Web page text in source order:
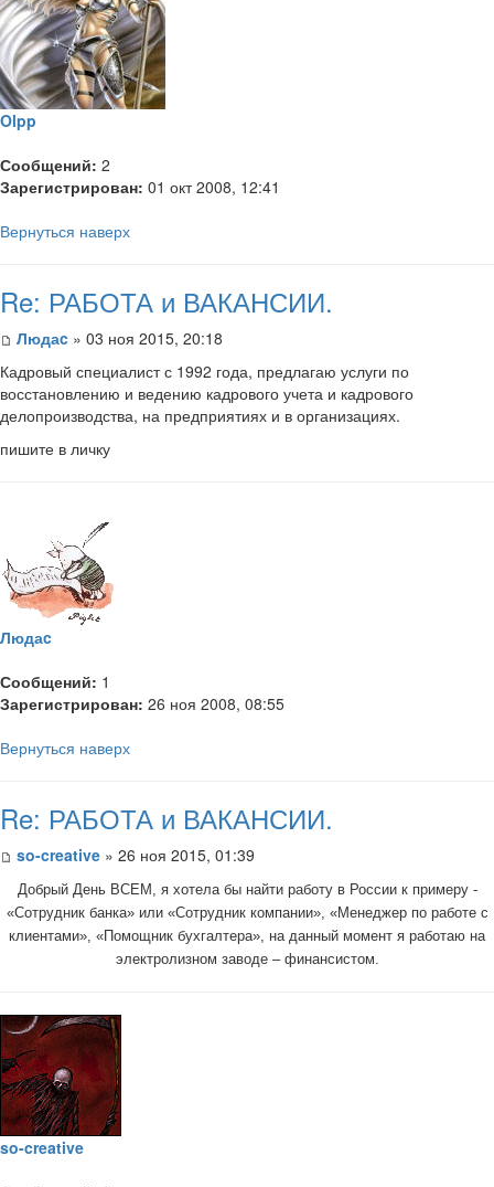
Olpp
Сообщений: 2
Зарегистрирован: 01 окт 2008, 12:41
Вернуться наверх
Re: РАБОТА и ВАКАНСИИ.
Людаc » 03 ноя 2015, 20:18
Кадровый специалист с 1992 года, предлагаю услуги по
восстановлению и ведению кадрового учета и кадрового
делопроизводства, на предприятиях и в организациях.
пишите в личку
Людаc
Сообщений: 1
Зарегистрирован: 26 ноя 2008, 08:55
Вернуться наверх
Re: РАБОТА и ВАКАНСИИ.
so-creative » 26 ноя 2015, 01:39
Добрый День ВСЕМ, я хотела бы найти работу в России к примеру -
«Сотрудник банка» или «Сотрудник компании», «Менеджер по работе с
клиентами», «Помощник бухгалтера», на данный момент я работаю на
электролизном заводе – финансистом.
so-creative